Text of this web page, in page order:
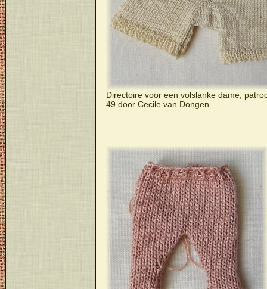
Directoire voor een volslanke dame,
49 door Cecile van Dongen.